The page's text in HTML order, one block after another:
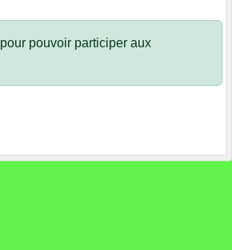
pour pouvoir participer aux